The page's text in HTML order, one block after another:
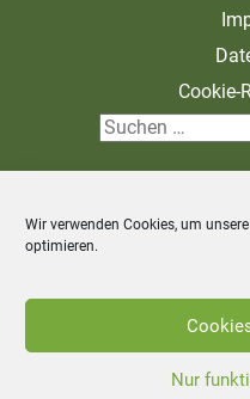
Wir verwenden Cookies, um
optimieren.
Nur
Cookie-
S
h
n